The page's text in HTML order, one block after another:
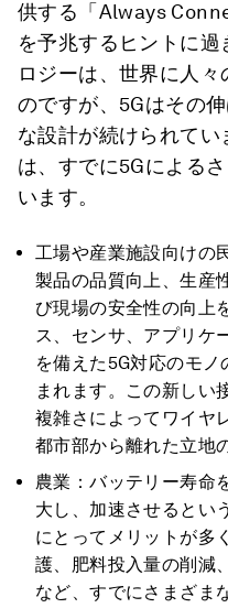
供する「Always
を予兆するヒントに
ロジーは、世界に人
のですが、5Gはその
な設計が続けられて
は、すでに5Gによる
います。
工場や産業施設向けの
製品の品質向上、生産
び現場の安全性の向上
ス、センサ、アプリケ
を備えた5G対応のモ
まれます。この新しい
複雑さによってワイヤ
都市部から離れた立地
農業：バッテリー寿命
大し、加速させるとい
にとってメリットが多
護、肥料投入量の削減
など、すでにさまざま